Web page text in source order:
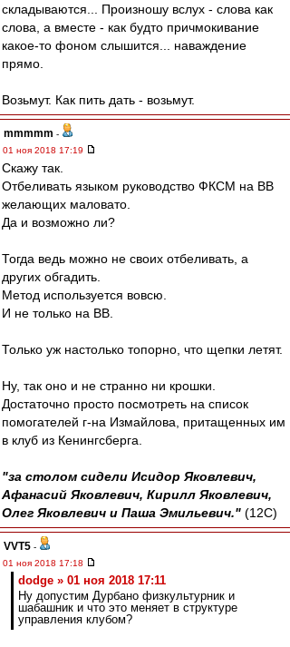
складываются... Произношу вслух - слова как
слова, а вместе - как будто причмокивание
какое-то фоном слышится... наваждение
прямо.
Возьмут. Как пить дать - возьмут.
mmmmm -
01 ноя 2018 17:19
Скажу так.
Отбеливать языком руководство ФКСМ на ВВ
желающих маловато.
Да и возможно ли?
Тогда ведь можно не своих отбеливать, а
других обгадить.
Метод используется вовсю.
И не только на ВВ.
Только уж настолько топорно, что щепки летят.
Ну, так оно и не странно ни крошки.
Достаточно просто посмотреть на список
помогателей г-на Измайлова, притащенных им
в клуб из Кенингсберга.
"за столом сидели Исидор Яковлевич,
Афанасий Яковлевич, Кирилл Яковлевич,
Олег Яковлевич и Паша Эмильевич." (12С)
VVT5 -
01 ноя 2018 17:18
dodge » 01 ноя 2018 17:11
Ну допустим Дурбано физкультурник и
шабашник и что это меняет в структуре
управления клубом?